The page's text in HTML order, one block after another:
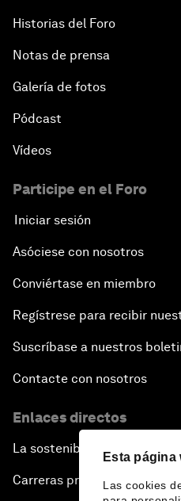
Esta
Las cookies
Historias del Foro
Notas de prensa
Galería de fotos
Pódcast
Vídeos
Participe en el Foro
Iniciar sesión
Asóciese con nosotros
Conviértase en miembro
Regístrese para recibir
Suscríbase a nuestros
Contacte con nosotros
Enlaces directos
La sostenibilidad en el Foro
Carreras profesionales